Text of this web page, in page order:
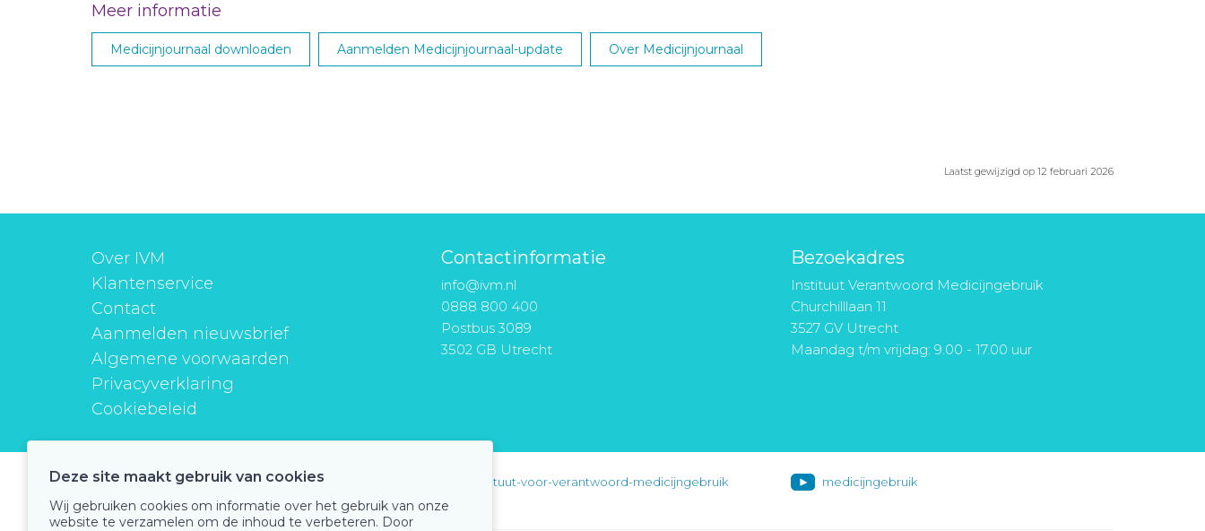
Meer informatie
Medicijnjournaal downloaden Aanmelden Medicijnjournaal-update Over Medicijnjournaal
Laatst gewijzigd op 12 februari 2026
Over IVM
Klantenservice
Contact
Aanmelden nieuwsbrief
Algemene voorwaarden
Privacyverklaring
Cookiebeleid
Contactinformatie
info@ivm.nl
0888 800 400
Postbus 3089
3502 GB Utrecht
Bezoekadres
Instituut Verantwoord Medicijngebruik
Churchilllaan 11
3527 GV Utrecht
Maandag t/m vrijdag: 9.00 - 17.00 uur
instituutverantwoordmedicijngebruik instituut-voor-verantwoord-medicijngebruik medicijngebruik
Deze site maakt gebruik van cookies
Wij gebruiken cookies om informatie over het gebruik van onze
website te verzamelen om de inhoud te verbeteren. Door